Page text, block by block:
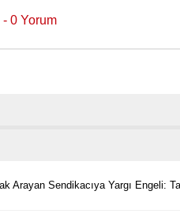
- 0 Yorum
Arayan Sendikacıya Yargı Engeli: